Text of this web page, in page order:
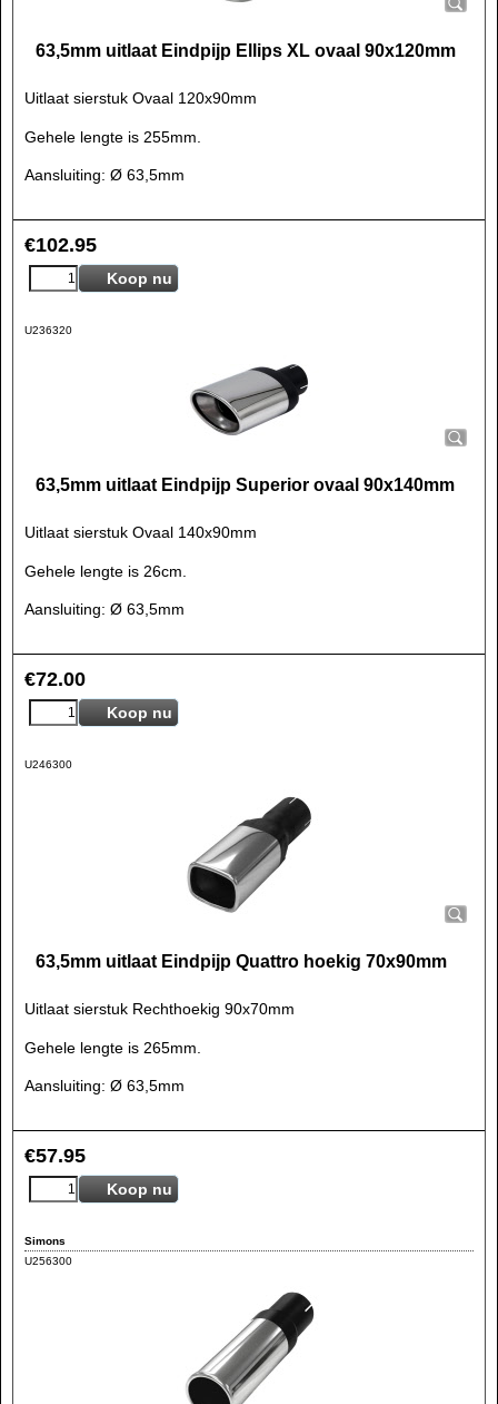
63,5mm uitlaat Eindpijp Ellips XL ovaal 90x120mm
Uitlaat sierstuk Ovaal 120x90mm
Gehele lengte is 255mm.
Aansluiting: Ø 63,5mm
€102.95
Koop nu
U236320
63,5mm uitlaat Eindpijp Superior ovaal 90x140mm
Uitlaat sierstuk Ovaal 140x90mm
Gehele lengte is 26cm.
Aansluiting: Ø 63,5mm
€72.00
Koop nu
U246300
63,5mm uitlaat Eindpijp Quattro hoekig 70x90mm
Uitlaat sierstuk Rechthoekig 90x70mm
Gehele lengte is 265mm.
Aansluiting: Ø 63,5mm
€57.95
Koop nu
Simons
U256300